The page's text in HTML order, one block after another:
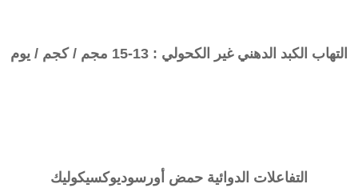
التهاب الكبد الدهني غير الكحولي : 13-15 مجم / كجم / يوم
التفاعلات الدوائية حمض أورسوديوكسيكوليك